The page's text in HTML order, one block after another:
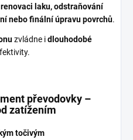
laku, odstraňování
nebo finální úpravu povrchů.
zvládne idlouhodobé
převodovky –
zatížením
točivým